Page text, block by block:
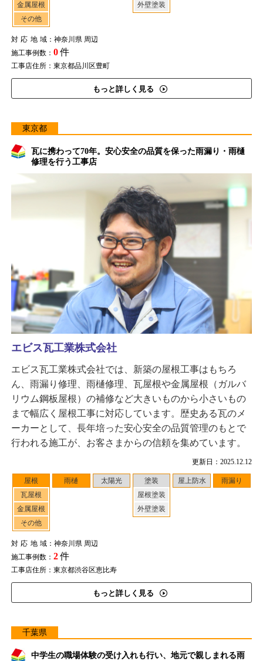
金属屋根
その他
外壁塗装
対応地域：神奈川県 周辺
施工事例数： 0件
工事店住所：東京都品川区豊町
もっと詳しく見る
東京都
瓦に携わって70年。安心安全の品質を保った雨漏り・雨樋
修理を行う工事店
更新日：2025.12.12
屋根
瓦屋根
金属屋根
その他
雨樋 太陽光
塗装
屋根塗装
外壁塗装
屋上防水 雨漏り
対応地域：神奈川県 周辺
施工事例数： 2件
工事店住所：東京都渋谷区恵比寿
もっと詳しく見る
エビス瓦工業株式会社
エビス瓦工業株式会社では、新築の屋根工事はもちろ
ん、雨漏り修理、雨樋修理、瓦屋根や金属屋根（ガルバ
リウム鋼板屋根）の補修など大きいものから小さいもの
まで幅広く屋根工事に対応しています。歴史ある瓦のメ
ーカーとして、長年培った安心安全の品質管理のもとで
行われる施工が、お客さまからの信頼を集めています。
千葉県
中学生の職場体験の受け入れも行い、地元で親しまれる雨